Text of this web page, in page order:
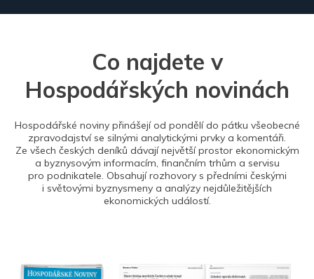
Co najdete v
Hospodářských novinách
Hospodářské noviny přinášejí od pondělí do pátku všeobecné
zpravodajství se silnými analytickými prvky a komentáři.
Ze všech českých deníků dávají největší prostor ekonomickým
a byznysovým informacím, finančním trhům a servisu
pro podnikatele. Obsahují rozhovory s předními českými
i světovými byznysmeny a analýzy nejdůležitějších
ekonomických událostí.